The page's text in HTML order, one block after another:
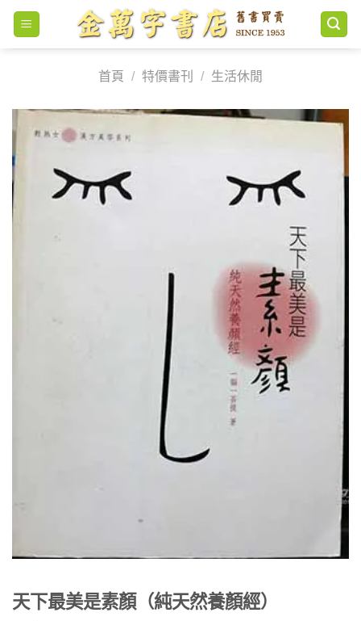
Skip
content
首頁
/ 特價書刊 / 生活休閒
天下最美是素顏（純天然養顏經）